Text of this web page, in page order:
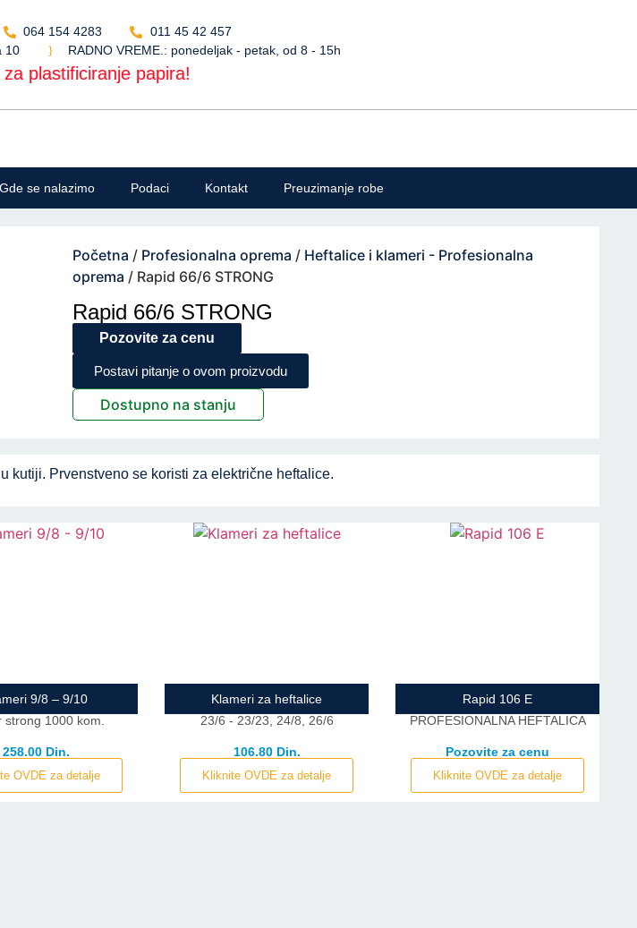
064 154 4283
011 45 42 457
10
RADNO VREME.: ponedeljak - petak, od 8 - 15h
plastificiranje papira!
Gde se nalazimo Podaci Kontakt Preuzimanje robe
Početna / Profesionalna oprema / Heftalice i klameri - Profesionalna
oprema / Rapid 66/6 STRONG
Rapid 66/6 STRONG
Cena bez PDV-a
Pozovite za cenu
Postavi pitanje o ovom proizvodu
Dostupno na stanju
kutiji. Prvenstveno se koristi za električne heftalice.
9/8 – 9/10
strong 1000 kom.
258.00 Din.
OVDE za detalje
Klameri za heftalice
23/6 - 23/23, 24/8, 26/6
106.80 Din.
Kliknite OVDE za detalje
Rapid 106 E
PROFESIONALNA HEFTALICA
Pozovite za cenu
Kliknite OVDE za detalje